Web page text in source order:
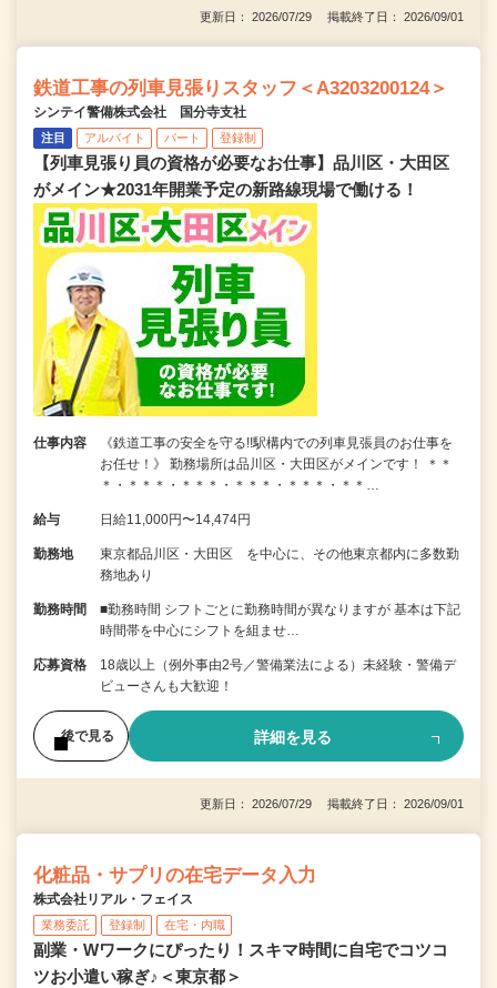
更新日： 2026/07/29 掲載終了日： 2026/09/01
鉄道工事の列車見張りスタッフ＜A3203200124＞
シンテイ警備株式会社 国分寺支社
注目 アルバイト パート 登録制
【列車見張り員の資格が必要なお仕事】品川区・大田区
がメイン★2031年開業予定の新路線現場で働ける！
仕事内容
《鉄道工事の安全を守る!!駅構内での列車見張員のお仕事を
お任せ！》 勤務場所は品川区・大田区がメインです！ ＊＊
＊・＊＊＊・＊＊＊・＊＊＊・＊＊＊・＊＊…
給与 日給11,000円〜14,474円
勤務地
東京都品川区・大田区 を中心に、その他東京都内に多数勤
務地あり
勤務時間
■勤務時間 シフトごとに勤務時間が異なりますが 基本は下記
時間帯を中心にシフトを組ませ…
応募資格
18歳以上（例外事由2号／警備業法による）未経験・警備デ
ビューさんも大歓迎！
後で見る 詳細を見る
更新日： 2026/07/29 掲載終了日： 2026/09/01
化粧品・サプリの在宅データ入力
株式会社リアル・フェイス
業務委託 登録制 在宅・内職
副業・Wワークにぴったり！スキマ時間に自宅でコツコ
ツお小遣い稼ぎ♪＜東京都＞